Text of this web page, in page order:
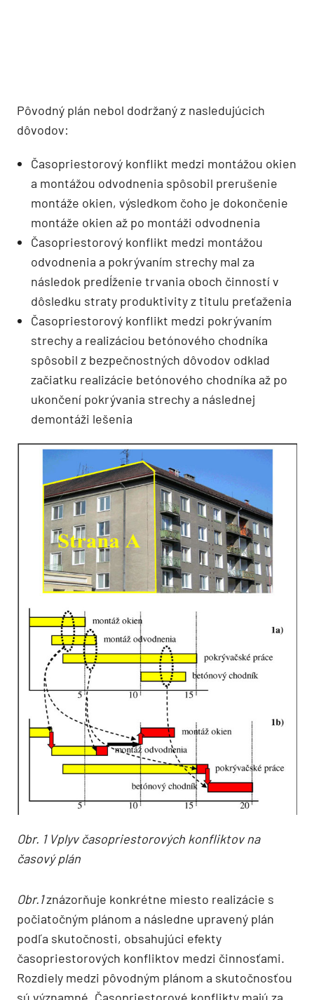
Pôvodný plán nebol dodržaný z nasledujúcich
dôvodov:
Časopriestorový konflikt medzi montážou okien
a montážou odvodnenia spôsobil prerušenie
montáže okien, výsledkom čoho je dokončenie
montáže okien až po montáži odvodnenia
Časopriestorový konflikt medzi montážou
odvodnenia a pokrývaním strechy mal za
následok predĺženie trvania oboch činností v
dôsledku straty produktivity z titulu preťaženia
Časopriestorový konflikt medzi pokrývaním
strechy a realizáciou betónového chodníka
spôsobil z bezpečnostných dôvodov odklad
začiatku realizácie betónového chodníka až po
ukončení pokrývania strechy a následnej
demontáži lešenia
Obr. 1 Vplyv časopriestorových konfliktov na
časový plán
Obr.1znázorňuje konkrétne miesto realizácie s
počiatočným plánom a následne upravený plán
podľa skutočnosti, obsahujúci efekty
časopriestorových konfliktov medzi činnosťami.
Rozdiely medzi pôvodným plánom a skutočnosťou